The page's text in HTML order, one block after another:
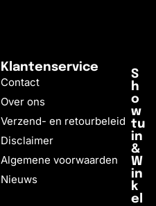
Klantenservice
Contact
Over ons
Verzend- en retourbeleid
Disclaimer
Algemene voorwaarden
Nieuws
S
h
o
w
tu
in
&
W
in
k
el